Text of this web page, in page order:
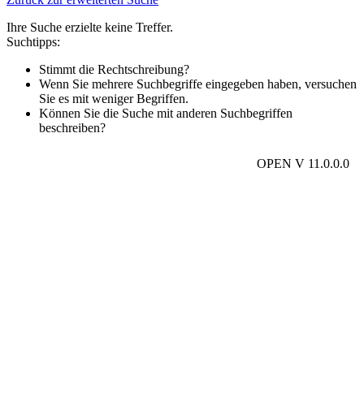
Ihre Suche erzielte keine Treffer.
Suchtipps:
Stimmt die Rechtschreibung?
Wenn Sie mehrere Suchbegriffe eingegeben haben, versuchen
Sie es mit weniger Begriffen.
Können Sie die Suche mit anderen Suchbegriffen
beschreiben?
OPEN V 11.0.0.0